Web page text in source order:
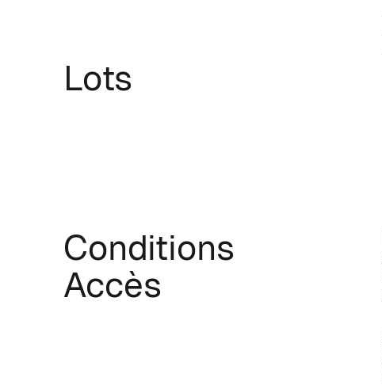
Lots
Conditions
Accès